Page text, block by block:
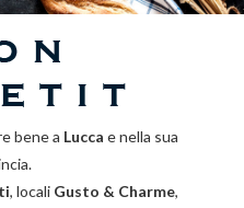
bene a Lucca e nella sua
, locali Gusto & Charme,